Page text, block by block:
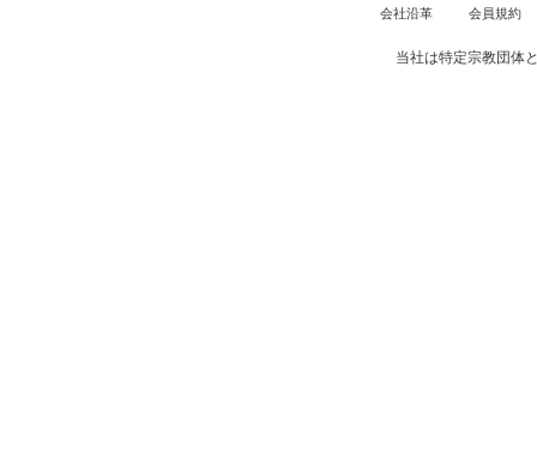
会社沿革 会員規約
当社は特定宗教団体